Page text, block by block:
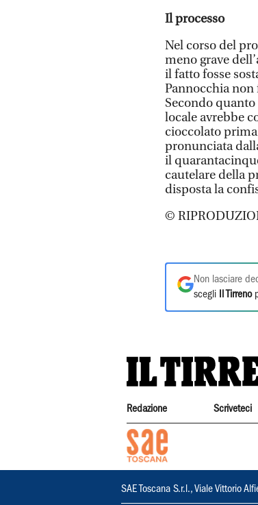
Il processo
Nel corso del
meno grave
il fatto fosse
Pannocchia
Secondo
locale avrebbe
cioccolato
pronunciata
il
cautelare della
disposta la
©
Non lasciare
scegli
Il Tirreno
Redazione Scriveteci
SAE Toscana S.r.l., Viale Vittorio